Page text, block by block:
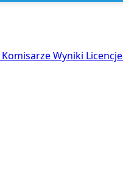
KomisarzeWyniki Licencje